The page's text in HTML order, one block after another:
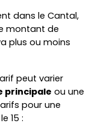
dans le Cantal,
plus ou moins
peut varier
principale
pour une
15 :